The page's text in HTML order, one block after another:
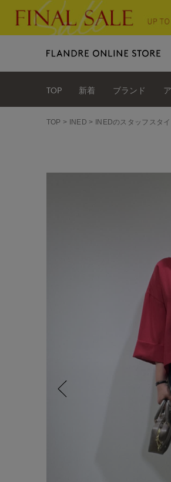
TOP 新着 ブランド
TOP INED INEDのスタッフスタ